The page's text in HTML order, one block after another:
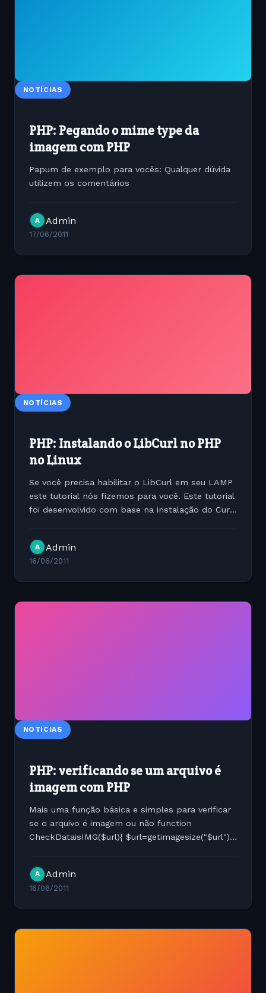
NOTÍCIAS
PHP: Pegando o mime type da
imagem com PHP
Papum de exemplo para vocês: Qualquer dúvida
utilizem os comentários
A Admin
17/06/2011
NOTÍCIAS
PHP: Instalando o LibCurl no PHP
no Linux
Se você precisa habilitar o LibCurl em seu LAMP
este tutorial nós fizemos para você. Este tutorial
foi desenvolvido com base na instalação do Curl
as...
A Admin
16/06/2011
NOTÍCIAS
PHP: verificando se um arquivo é
imagem com PHP
Mais uma função básica e simples para verificar
se o arquivo é imagem ou não function
CheckDataisIMG($url){ $url=getimagesize("$url");
A Admin
16/06/2011